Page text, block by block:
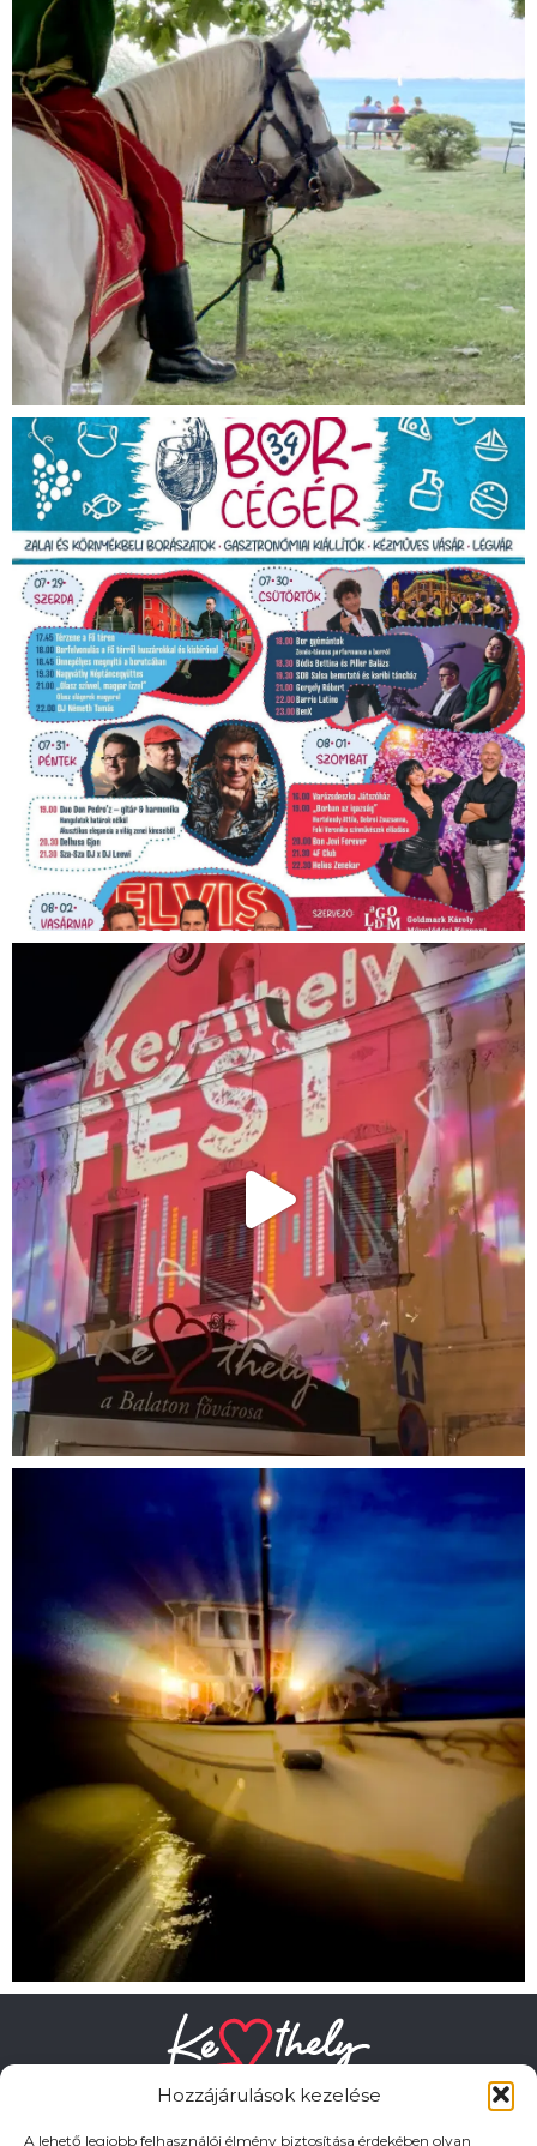
Hozzájárulások kezelése
A lehető legjobb felhasználói élmény biztosítása érdekében olyan